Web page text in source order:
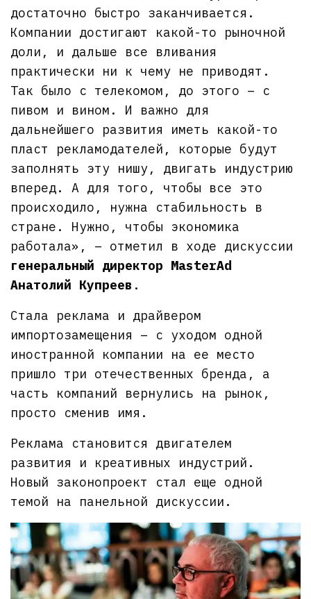
достаточно быстро заканчивается.
Компании достигают какой-то рыночной
доли, и дальше все вливания
практически ни к чему не приводят.
Так было с телекомом, до этого – с
пивом и вином. И важно для
дальнейшего развития иметь какой-то
пласт рекламодателей, которые будут
заполнять эту нишу, двигать индустрию
вперед. А для того, чтобы все это
происходило, нужна стабильность в
стране. Нужно, чтобы экономика
работала», – отметил в ходе дискуссии
генеральный директор MasterAd
Анатолий Купреев .
Стала реклама и драйвером
импортозамещения – с уходом одной
иностранной компании на ее место
пришло три отечественных бренда, а
часть компаний вернулись на рынок,
просто сменив имя.
Реклама становится двигателем
развития и креативных индустрий.
Новый законопроект стал еще одной
темой на панельной дискуссии.